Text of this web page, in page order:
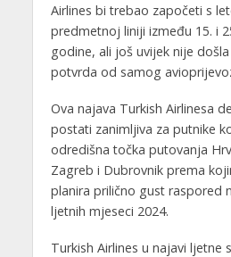
Airlines bi trebao započeti s
predmetnoj liniji između 15. i
godine, ali još uvijek nije
potvrda od samog
Ova najava Turkish Airlinesa
postati zanimljiva za putnike
odredišna točka putovanja
Zagreb i Dubrovnik prema
planira prilično gust raspored
ljetnih mjeseci 2024.
Turkish Airlines u najavi ljetne